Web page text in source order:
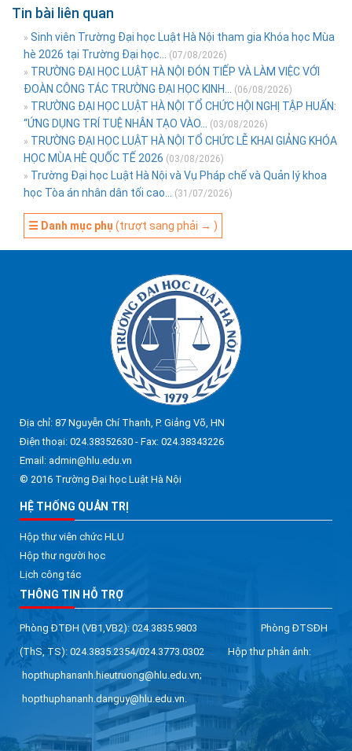
Tin bài liên quan
» Sinh viên Trường Đại học Luật Hà Nội tham gia Khóa học Mùa
hè 2026 tại Trường Đại học...
(07/08/2026)
» TRƯỜNG ĐẠI HỌC LUẬT HÀ NỘI ĐÓN TIẾP VÀ LÀM VIỆC VỚI
ĐOÀN CÔNG TÁC TRƯỜNG ĐẠI HỌC KINH...
(06/08/2026)
» TRƯỜNG ĐẠI HỌC LUẬT HÀ NỘI TỔ CHỨC HỘI NGHỊ TẬP HUẤN:
“ỨNG DỤNG TRÍ TUỆ NHÂN TẠO VÀO...
(03/08/2026)
» TRƯỜNG ĐẠI HỌC LUẬT HÀ NỘI TỔ CHỨC LỄ KHAI GIẢNG KHÓA
HỌC MÙA HÈ QUỐC TẾ 2026 (03/08/2026)
» Trường Đại học Luật Hà Nội và Vụ Pháp chế và Quản lý khoa
học Tòa án nhân dân tối cao...
(31/07/2026)
☰ Danh mục phụ (trượt sang phải → )
Địa chỉ: 87 Nguyễn Chí Thanh, P. Giảng Võ, HN
Điện thoại: 024.38352630 - Fax: 024.38343226
Email: admin@hlu.edu.vn
© 2016 Trường Đại học Luật Hà Nội
HỆ THỐNG QUẢN TRỊ
Hộp thư viên chức HLU
Hộp thư người học
Lịch công tác
THÔNG TIN HỖ TRỢ
Phòng ĐTĐH (VB1,VB2): 024.3835.9803 Phòng ĐTSĐH
(ThS, TS): 024.3835.2354/024.3773.0302 Hộp thư phản ánh:
hopthuphananh.hieutruong@hlu.edu.vn;
hopthuphananh.danguy@hlu.edu.vn.